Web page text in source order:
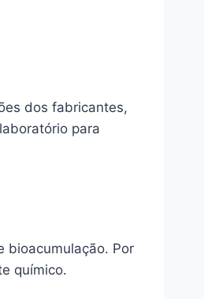
dos fabricantes,
para
bioacumulação. Por
químico.